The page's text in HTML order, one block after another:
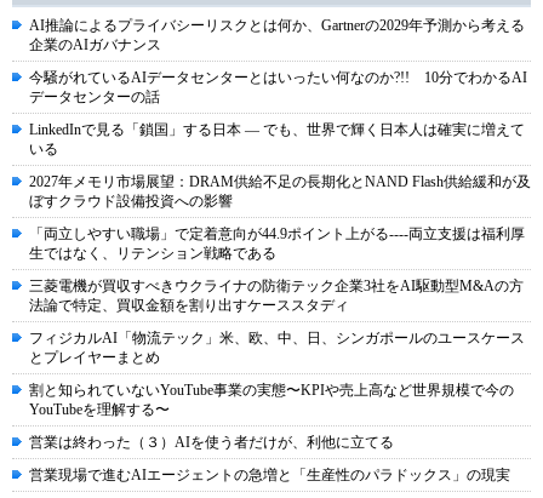
AI推論によるプライバシーリスクとは何か、Gartnerの2029年予測から考える
企業のAIガバナンス
今騒がれているAIデータセンターとはいったい何なのか?!! 10分でわかるAI
データセンターの話
LinkedInで見る「鎖国」する日本 ― でも、世界で輝く日本人は確実に増えて
いる
2027年メモリ市場展望：DRAM供給不足の長期化とNAND Flash供給緩和が及
ぼすクラウド設備投資への影響
「両立しやすい職場」で定着意向が44.9ポイント上がる----両立支援は福利厚
生ではなく、リテンション戦略である
三菱電機が買収すべきウクライナの防衛テック企業3社をAI駆動型M&Aの方
法論で特定、買収金額を割り出すケーススタディ
フィジカルAI「物流テック」米、欧、中、日、シンガポールのユースケース
とプレイヤーまとめ
割と知られていないYouTube事業の実態〜KPIや売上高など世界規模で今の
YouTubeを理解する〜
営業は終わった（３）AIを使う者だけが、利他に立てる
営業現場で進むAIエージェントの急増と「生産性のパラドックス」の現実